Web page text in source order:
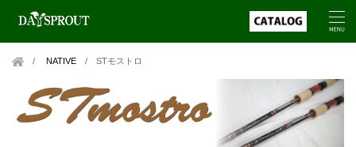
NATIVE /STモストロ